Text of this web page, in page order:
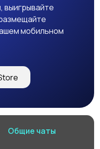
выигрывайте
мобильном
Общие чаты